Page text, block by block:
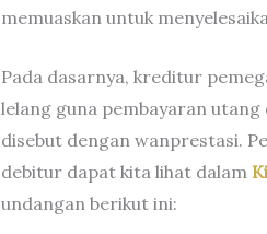
memuaskan untuk
Pada dasarnya, kreditur
lelang guna pembayaran
disebut dengan wanprestasi.
debitur dapat kita lihat dalam
undangan berikut ini: